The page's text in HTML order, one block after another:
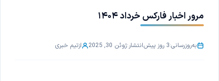
مرور اخبار فارکس خرداد ۱۴۰۴
به‌روزرسانی:3 روز پیش انتشار:ژوئن 30, 2025 ازتیم خبری